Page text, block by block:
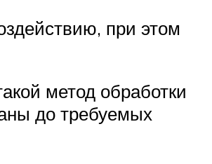
при этом
метод обработки
до требуемых